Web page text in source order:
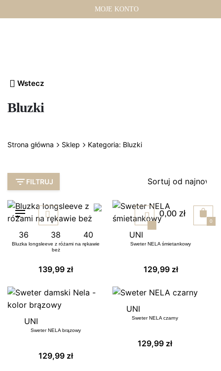
do
MOJE KONTO
0,00 zł
0
Wstecz
Bluzki
Strona główna Sklep Kategoria: Bluzki
FILTRUJ
36 38 40
Bluzka longsleeve z różami na rękawie
beż
139,99 zł
UNI
Sweter NELA śmietankowy
129,99 zł
UNI
Sweter NELA brązowy
129,99 zł
UNI
Sweter NELA czarny
129,99 zł